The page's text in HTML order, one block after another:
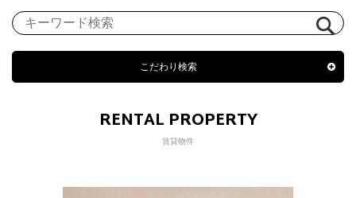
こだわり検索
RENTAL PROPERTY
賃貸物件